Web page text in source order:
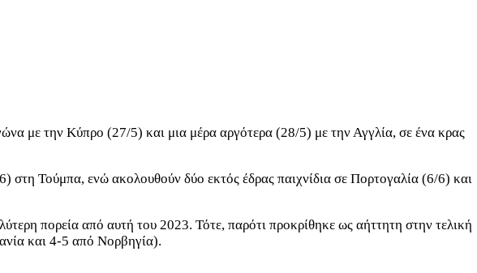
με την Κύπρο (27/5) και μια μέρα αργότερα (28/5) με την Αγγλία, σε ένα κρας
στη Τούμπα, ενώ ακολουθούν δύο εκτός έδρας παιχνίδια σε Πορτογαλία (6/6) και
πορεία από αυτή του 2023. Τότε, παρότι προκρίθηκε ως αήττητη στην τελική
και 4-5 από Νορβηγία).